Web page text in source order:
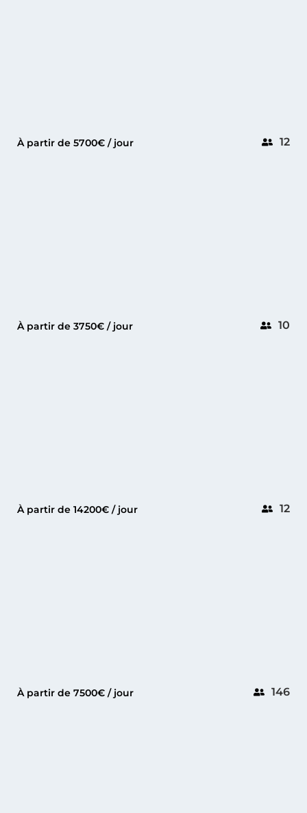
À partir de 5700€ / jour 12
SOLARIS 44GOLFE-JUAN
À partir de 3750€ / jour 10
RIVA ARGO 90 CANNES
À partir de 14200€ / jour 12
DAY ONE 70GOLFE-JUAN
À partir de 7500€ / jour 146
PREDATOR 72MANDELIEU